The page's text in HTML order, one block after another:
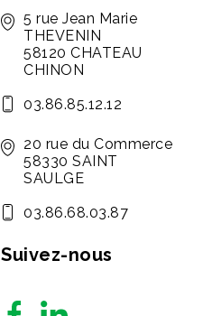
5 rue Jean Marie
THEVENIN
58120 CHATEAU
CHINON
03.86.85.12.12
20 rue du Commerce
58330 SAINT
SAULGE
03.86.68.03.87
Suivez-nous